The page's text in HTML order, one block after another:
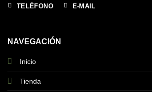
TELÉFONO E-MAIL
NAVEGACIÓN
Inicio
Tienda